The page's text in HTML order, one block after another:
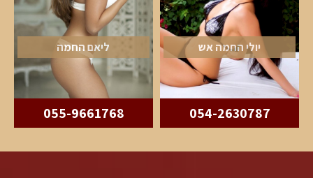
יולי החמה אש
054-2630787
ליאם החמה
055-9661768